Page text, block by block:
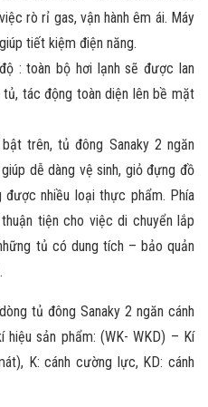
rò rỉ gas, vận hành êm ái. Máy
tiết kiệm điện năng.
: toàn bộ hơi lạnh sẽ được lan
tác động toàn diện lên bề mặt
trên, tủ đông Sanaky 2 ngăn
dễ dàng vệ sinh, giỏ đựng đồ
được nhiều loại thực phẩm. Phía
tiện cho việc di chuyển lắp
tủ có dung tích – bảo quản
tủ đông Sanaky 2 ngăn cánh
sản phẩm: (WK- WKD) – Kí
K: cánh cường lực, KD: cánh